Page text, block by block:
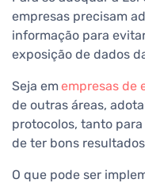
empresas precisam
informação para
exposição de dados
Seja em empresas de
de outras áreas,
protocolos, tanto
de ter bons
O que pode ser